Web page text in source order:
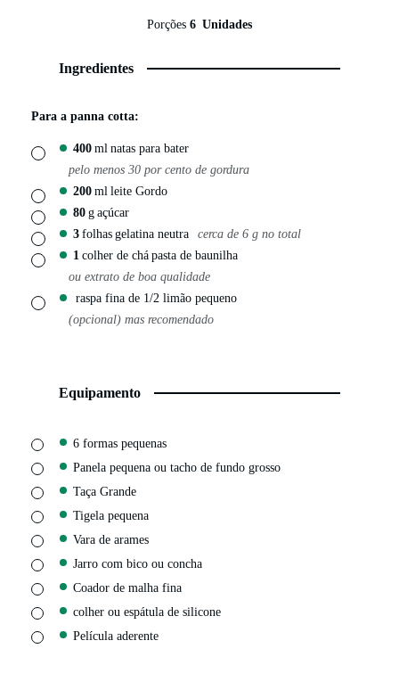
Porções6 Unidades
Ingredientes
Para a panna cotta:
▢ 400mlnatas para bater
pelo menos 30 por cento de gordura
▢ 200mlleite Gordo
▢ 80gaçúcar
▢ 3folhasgelatina neutra cerca de 6 g no total
▢ 1colher de chápasta de baunilha
ou extrato de boa qualidade
▢
raspa fina de 1/2 limão pequeno
(opcional) mas recomendado
Equipamento
▢ 6 formas pequenas
▢ Panela pequena ou tacho de fundo grosso
▢ Taça Grande
▢ Tigela pequena
▢ Vara de arames
▢ Jarro com bico ou concha
▢ Coador de malha fina
▢ colher ou espátula de silicone
▢ Película aderente